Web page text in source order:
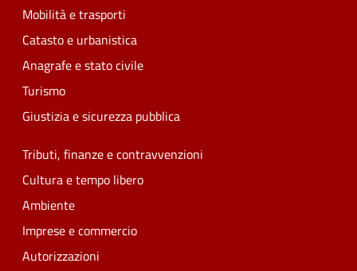
Mobilità e trasporti
Catasto e urbanistica
Anagrafe e stato civile
Turismo
Giustizia e sicurezza pubblica
Tributi, finanze e contravvenzioni
Cultura e tempo libero
Ambiente
Imprese e commercio
Autorizzazioni